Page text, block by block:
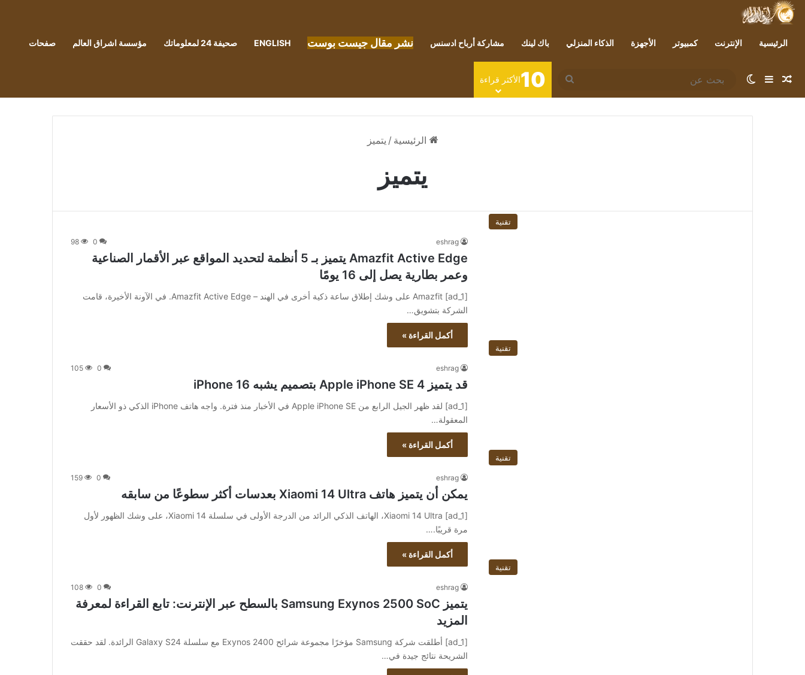
الرئيسية الإنترنت كمبيوتر الأجهزة الذكاء المنزلي باك لينك مشاركة أرباح ادسنس نشر مقال جيست بوست ENGLISH صحيفة 24 لمعلوماتك مؤسسة اشراق العالم صفحات
مقال عشوائي
إضافة عمود جانبي
الوضع المظلم
بحث
عن
10الأكثر قراءة
الرئيسية / يتميز
يتميز
تقنية
eshrag
0
98
Amazfit Active Edge يتميز بـ 5 أنظمة لتحديد المواقع عبر الأقمار الصناعية
وعمر بطارية يصل إلى 16 يومًا
[ad_1] Amazfit على وشك إطلاق ساعة ذكية أخرى في الهند – Amazfit Active Edge. في الآونة الأخيرة، قامت
الشركة بتشويق…
أكمل القراءة »
تقنية
eshrag
0
105
قد يتميز Apple iPhone SE 4 بتصميم يشبه iPhone 16
[ad_1] لقد ظهر الجيل الرابع من Apple iPhone SE في الأخبار منذ فترة. واجه هاتف iPhone الذكي ذو الأسعار
المعقولة…
أكمل القراءة »
تقنية
eshrag
0
159
يمكن أن يتميز هاتف Xiaomi 14 Ultra بعدسات أكثر سطوعًا من سابقه
[ad_1] Xiaomi 14 Ultra، الهاتف الذكي الرائد من الدرجة الأولى في سلسلة Xiaomi 14، على وشك الظهور لأول
مرة قريبًا.…
أكمل القراءة »
تقنية
eshrag
0
108
يتميز Samsung Exynos 2500 SoC بالسطح عبر الإنترنت: تابع القراءة لمعرفة
المزيد
[ad_1] أطلقت شركة Samsung مؤخرًا مجموعة شرائح Exynos 2400 مع سلسلة Galaxy S24 الرائدة. لقد حققت
الشريحة نتائج جيدة في…